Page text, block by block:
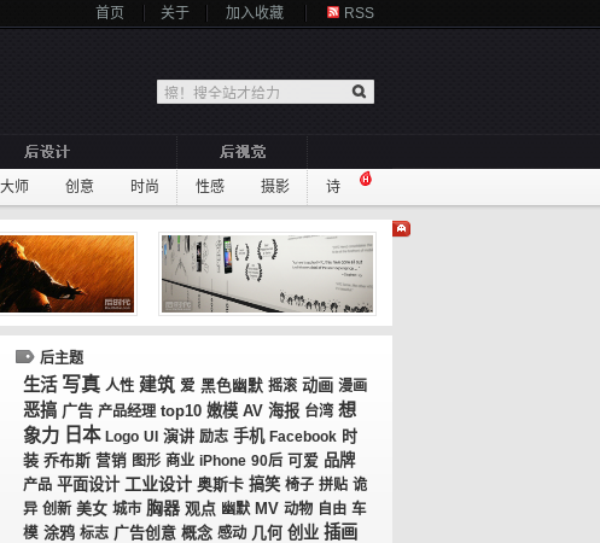
首页 关于 加入收藏 RSS
大师 创意 时尚 性感 摄影 诗
后主题
生活 写真 人性 建筑 爱 黑色幽默 摇滚 动画 漫画
恶搞 广告 产品经理 top10 嫩模 AV 海报 台湾 想
象力 日本 Logo UI 演讲 励志 手机 Facebook 时
装 乔布斯 营销 图形 商业 iPhone 90后 可爱 品牌
产品 平面设计 工业设计 奥斯卡 搞笑 椅子 拼贴 诡
异 创新 美女 城市 胸器 观点 幽默 MV 动物 自由 车
模 涂鸦 标志 广告创意 概念 感动 几何 创业 插画